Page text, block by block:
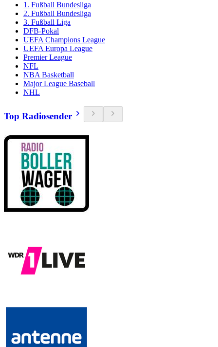
1. Fußball Bundesliga
2. Fußball Bundesliga
3. Fußball Liga
DFB-Pokal
UEFA Champions League
UEFA Europa League
Premier League
NFL
NBA Basketball
Major League Baseball
NHL
Top Radiosender